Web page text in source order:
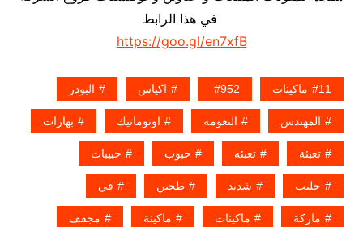
في هذا الرابط
https://goo.gl/en7xfB
11ماكينات 952 اكياس البودر
المهندس النعومه اوتوماتيك بهارات
تعبئة تعبئه حبوب حبيبات
حليب شديد طحين في
ماركة ماكينات ماكينة مجفف